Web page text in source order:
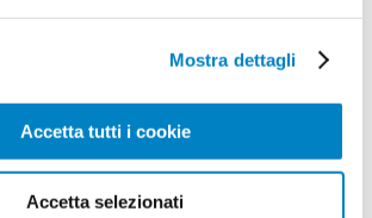
Mostra dettagli
Accetta tutti i cookie
Accetta selezionati
frigo Curi
Quantità:100
stampa:1 Colore.